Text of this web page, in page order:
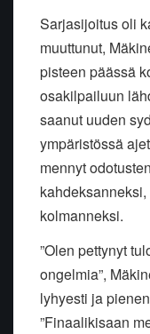
Sarjasijoitus oli
muuttunut,
pisteen päässä
osakilpailuun
saanut uuden
ympäristössä
mennyt
kolmanneksi.
”Olen pettynyt
ongelmia”,
lyhyesti ja
”Finaalikisaan